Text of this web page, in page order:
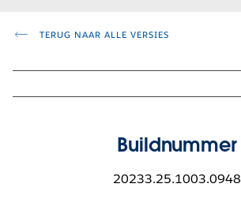
TERUG NAAR ALLE VERSIES
Buildnummer
20233.25.1003.0948